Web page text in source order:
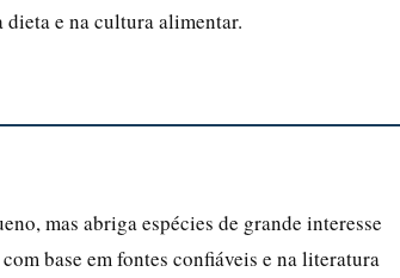
dieta e na cultura alimentar.
mas abriga espécies de grande interesse
base em fontes confiáveis e na literatura